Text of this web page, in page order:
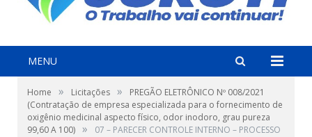
MENU
Home » Licitações »
PREGÃO ELETRÔNICO Nº 008/2021
(Contratação de empresa especializada para o fornecimento de
oxigênio medicinal aspecto físico, odor inodoro, grau pureza
99,60 A 100) » 07 – PARECER CONTROLE INTERNO – PROCESSO